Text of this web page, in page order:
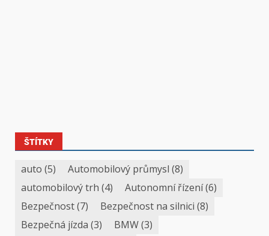
ŠTÍTKY
auto (5) Automobilový průmysl (8)
automobilový trh (4) Autonomní řízení(6)
Bezpečnost(7) Bezpečnost na silnici (8)
Bezpečná jízda (3) BMW(3)